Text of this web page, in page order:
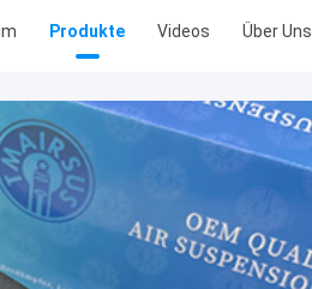
Produkte Videos Über Uns